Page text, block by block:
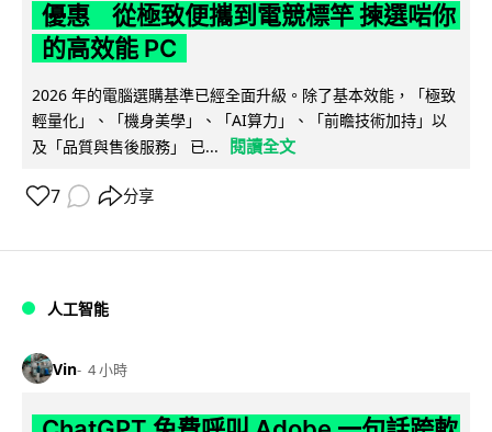
優惠 從極致便攜到電競標竿 揀選啱你
的高效能 PC
2026 年的電腦選購基準已經全面升級。除了基本效能，「極致
輕量化」、「機身美學」、「AI算力」、「前瞻技術加持」以
及「品質與售後服務」 已...
閱讀全文
7 分享
人工智能
Vin 4 小時